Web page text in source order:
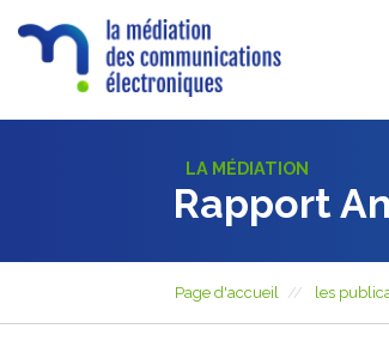
LA MÉDIATION
Rapport
Page d'accueil les